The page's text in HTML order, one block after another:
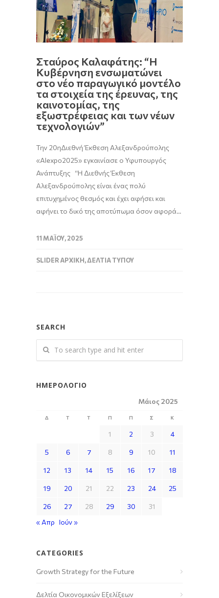
Σταύρος Καλαφάτης: “Η
Κυβέρνηση ενσωματώνει
στο νέο παραγωγικό μοντέλο
τα στοιχεία της έρευνας, της
καινοτομίας, της
εξωστρέφειας και των νέων
τεχνολογιών”
Την 20ηΔιεθνή Έκθεση Αλεξανδρούπολης
«Alexpo2025» εγκαινίασε ο Υφυπουργός
Ανάπτυξης “Η Διεθνής Έκθεση
Αλεξανδρούπολης είναι ένας πολύ
επιτυχημένος θεσμός και έχει αφήσει και
αφήνει το δικό της αποτύπωμα όσον αφορά…
11 ΜΑΪ́ΟΥ, 2025
SLIDER ΑΡΧΙΚΉ,ΔΕΛΤΊΑ ΤΎΠΟΥ
SEARCH
ΗΜΕΡΟΛΌΓΙΟ
Μάιος 2025
Δ Τ Τ Π Π Σ Κ
1 2 3 4
5 6 7 8 9 10 11
12 13 14 15 16 17 18
19 20 21 22 23 24 25
26 27 28 29 30
31
« Απρ Ιούν »
CATEGORIES
Growth Strategy for the Future
Δελτία Οικονομικών Εξελίξεων